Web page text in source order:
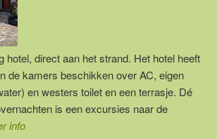
hotel, direct aan het strand. Het hotel heeft
de kamers beschikken over AC, eigen
en westers toilet en een terrasje. Dé
is een excursies naar de
info